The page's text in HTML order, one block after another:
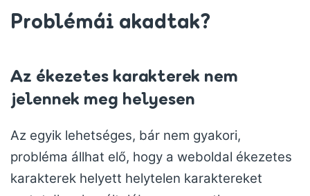
Problémái akadtak?
Az ékezetes karakterek nem
jelennek meg helyesen
Az egyik lehetséges, bár nem gyakori,
probléma állhat elő, hogy a weboldal ékezetes
karakterek helyett helytelen karaktereket